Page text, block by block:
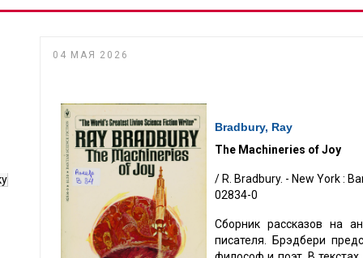
04 МАЯ 2026
Bradbury, Ray
The Machineries of Joy
/ R. Bradbury. - New York :
02834-0
Сборник рассказов на
писателя. Брэдбери